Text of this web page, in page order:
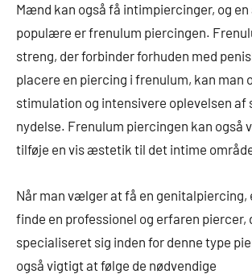
Mænd kan også få intimpiercinger, og
populære er frenulum piercingen.
streng, der forbinder forhuden med
placere en piercing i frenulum, kan man
stimulation og intensivere oplevelsen af
nydelse. Frenulum piercingen kan også
tilføje en vis æstetik til det intime
Når man vælger at få en genitalpiercing,
finde en professionel og erfaren piercer,
specialiseret sig inden for denne type
også vigtigt at følge de nødvendige